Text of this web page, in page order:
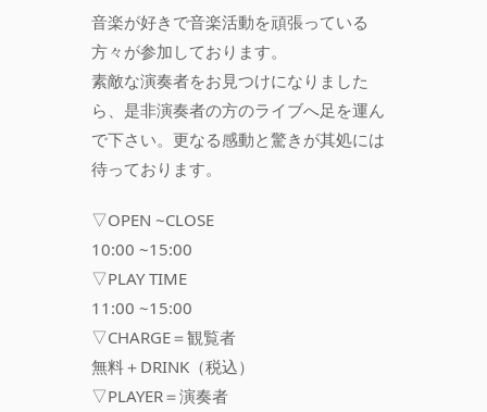
音楽が好きで音楽活動を頑張っている
方々が参加しております。
素敵な演奏者をお見つけになりました
ら、是非演奏者の方のライブへ足を運ん
で下さい。更なる感動と驚きが其処には
待っております。
▽OPEN ~CLOSE
10:00 ~15:00
▽PLAY TIME
11:00 ~15:00
▽CHARGE＝観覧者
無料＋DRINK（税込）
▽PLAYER＝演奏者